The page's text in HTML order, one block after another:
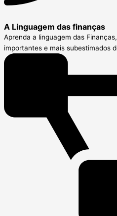
A Linguagem das finanças
Aprenda a linguagem das
importantes e mais subestimados